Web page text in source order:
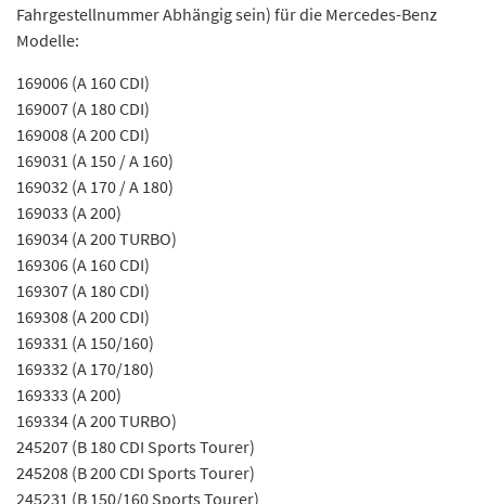
Fahrgestellnummer Abhängig sein) für die Mercedes-Benz
Modelle:
169006 (A 160 CDI)
169007 (A 180 CDI)
169008 (A 200 CDI)
169031 (A 150 / A 160)
169032 (A 170 / A 180)
169033 (A 200)
169034 (A 200 TURBO)
169306 (A 160 CDI)
169307 (A 180 CDI)
169308 (A 200 CDI)
169331 (A 150/160)
169332 (A 170/180)
169333 (A 200)
169334 (A 200 TURBO)
245207 (B 180 CDI Sports Tourer)
245208 (B 200 CDI Sports Tourer)
245231 (B 150/160 Sports Tourer)